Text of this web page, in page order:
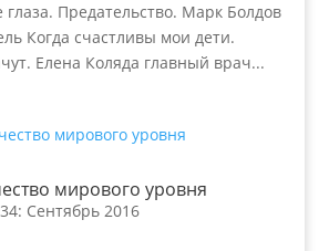
Предательство. Марк Болдов
Когда счастливы мои дети.
Елена Коляда главный врач...
мирового уровня
Сентябрь 2016